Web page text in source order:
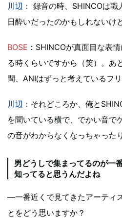
川辺 ： 録音の時、SHINCOは
日酔いだったのかもしれないけ
BOSE ：SHINCOが真面目な表
る時くらいですから（笑）。あ
間、ANIはずっと考えているフリ
川辺 ：それどころか、俺と
を聞いている横で、でかい音で
の音がわからなくなっちゃった
男どうしで集まってるのが一
知ってると思うんだよね
―一番近くで見てきたアーティ
とをどう思いますか？